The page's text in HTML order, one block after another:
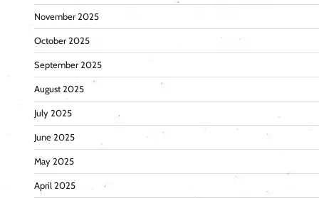
November 2025
October 2025
September 2025
August 2025
July 2025
June 2025
May 2025
April 2025